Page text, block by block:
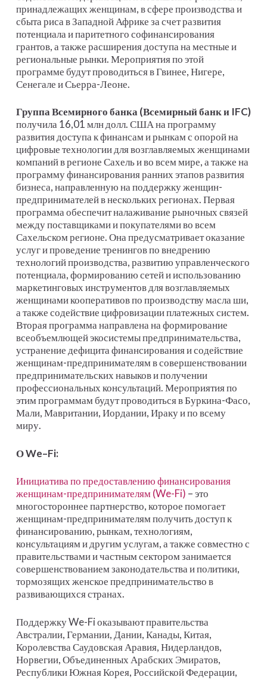
принадлежащих женщинам, в сфере производства и
сбыта риса в Западной Африке за счет развития
потенциала и паритетного софинансирования
грантов, а также расширения доступа на местные и
региональные рынки. Мероприятия по этой
программе будут проводиться в Гвинее, Нигере,
Сенегале и Сьерра-Леоне.
Группа Всемирного банка (Всемирный банк и IFC)
получила 16,01 млн долл. США на программу
развития доступа к финансам и рынкам с опорой на
цифровые технологии для возглавляемых женщинами
компаний в регионе Сахель и во всем мире, а также на
программу финансирования ранних этапов развития
бизнеса, направленную на поддержку женщин-
предпринимателей в нескольких регионах. Первая
программа обеспечит налаживание рыночных связей
между поставщиками и покупателями во всем
Сахельском регионе. Она предусматривает оказание
услуг и проведение тренингов по внедрению
технологий производства, развитию управленческого
потенциала, формированию сетей и использованию
маркетинговых инструментов для возглавляемых
женщинами кооперативов по производству масла ши,
а также содействие цифровизации платежных систем.
Вторая программа направлена на формирование
всеобъемлющей экосистемы предпринимательства,
устранение дефицита финансирования и содействие
женщинам-предпринимателям в совершенствовании
предпринимательских навыков и получении
профессиональных консультаций. Мероприятия по
этим программам будут проводиться в Буркина-Фасо,
Мали, Мавритании, Иордании, Ираку и по всему
миру.
ОWe–Fi:
Инициатива по предоставлению финансирования
женщинам-предпринимателям (We-Fi) – это
многостороннее партнерство, которое помогает
женщинам-предпринимателям получить доступ к
финансированию, рынкам, технологиям,
консультациям и другим услугам, а также совместно с
правительствами и частным сектором занимается
совершенствованием законодательства и политики,
тормозящих женское предпринимательство в
развивающихся странах.
Поддержку We-Fi оказывают правительства
Австралии, Германии, Дании, Канады, Китая,
Королевства Саудовская Аравия, Нидерландов,
Норвегии, Объединенных Арабских Эмиратов,
Республики Южная Корея, Российской Федерации,